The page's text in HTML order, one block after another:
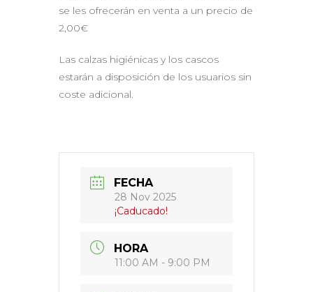
se les ofrecerán en venta a un precio de
2,00€
Las calzas higiénicas y los cascos
estarán a disposición de los usuarios sin
coste adicional.
FECHA
28 Nov 2025
¡Caducado!
HORA
11:00 AM - 9:00 PM